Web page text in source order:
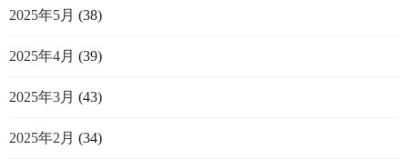
2025年5月 (38)
2025年4月 (39)
2025年3月 (43)
2025年2月 (34)